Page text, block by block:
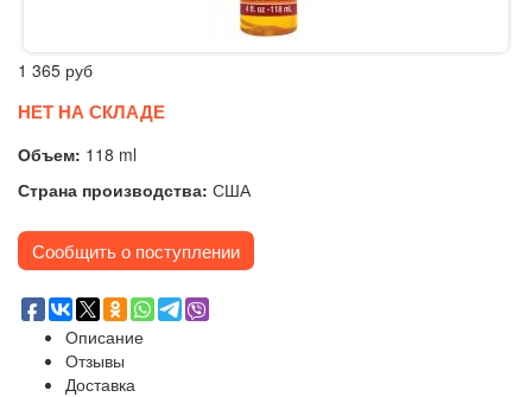
1 365 руб
НЕТ НА СКЛАДЕ
Объем: 118 ml
Страна производства: США
Сообщить о поступлении
Описание
Отзывы
Доставка